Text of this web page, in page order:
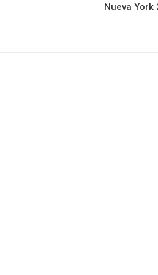
Nueva York